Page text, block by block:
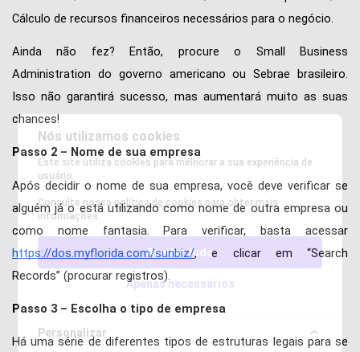
Cálculo de recursos financeiros necessários para o negócio.
Ainda não fez? Então, procure o Small Business
Administration do governo americano ou Sebrae brasileiro.
Isso não garantirá sucesso, mas aumentará muito as suas
chances!
Passo 2 – Nome de sua empresa
Após decidir o nome de sua empresa, você deve verificar se
alguém já o está utilizando como nome de outra empresa ou
https://dos.myflorida.com/sunbiz/, e clicar em “Search
Records” (procurar registros).
Passo 3 – Escolha o tipo de empresa
Há uma série de diferentes tipos de estruturas legais para se
Nós utilizamos cookies
Este site utiliza cookies para melhorar a sua experiência de
usuário.
Consulte nossa política de cookies para obter mais
informações.
Aceitar tudo
Apenas necessários
Personalizar